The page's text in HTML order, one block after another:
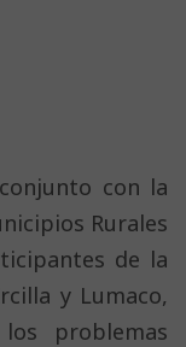
con la
Rurales
de la
y Lumaco,
problemas